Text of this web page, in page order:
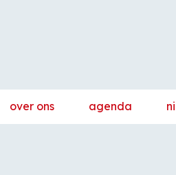
over ons agenda